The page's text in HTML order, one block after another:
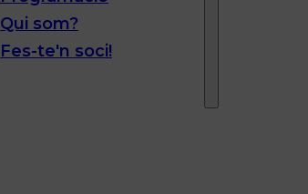
Qui som?
Fes-te'n soci!